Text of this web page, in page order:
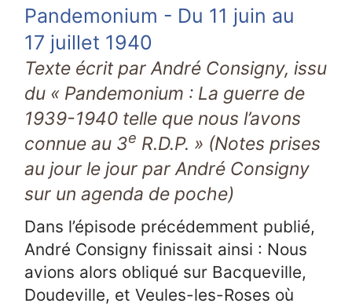
Pandemonium - Du 11 juin au
17 juillet 1940
Texte écrit par André Consigny, issu
du « Pandemonium : La guerre de
1939-1940 telle que nous l’avons
connue au 3e R.D.P. » (Notes prises
au jour le jour par André Consigny
sur un agenda de poche)
Dans l’épisode précédemment publié,
André Consigny finissait ainsi : Nous
avions alors obliqué sur Bacqueville,
Doudeville, et Veules-les-Roses où